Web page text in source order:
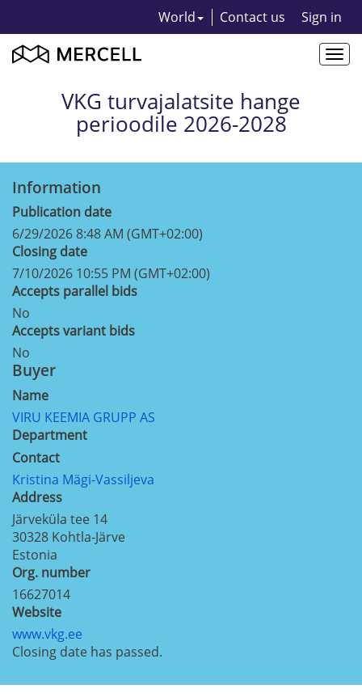
World Contact us Sign in
VKG turvajalatsite hange
perioodile 2026-2028
Information
Publication date
6/29/2026 8:48 AM (GMT+02:00)
Closing date
7/10/2026 10:55 PM (GMT+02:00)
Accepts parallel bids
No
Accepts variant bids
No
Buyer
Name
VIRU KEEMIA GRUPP AS
Department
Contact
Kristina Mägi-Vassiljeva
Address
Järveküla tee 14
30328 Kohtla-Järve
Estonia
Org. number
16627014
Website
www.vkg.ee
Closing date has passed.